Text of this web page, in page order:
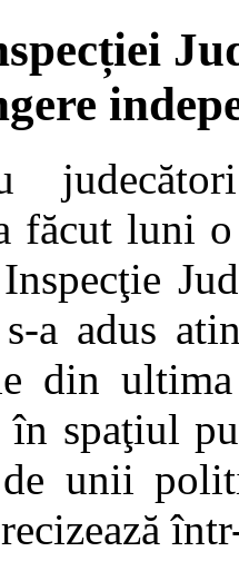
făcut luni o
a adus
din
în spaţiul
unii